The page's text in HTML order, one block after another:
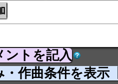
ントを記入
作曲条件を表示